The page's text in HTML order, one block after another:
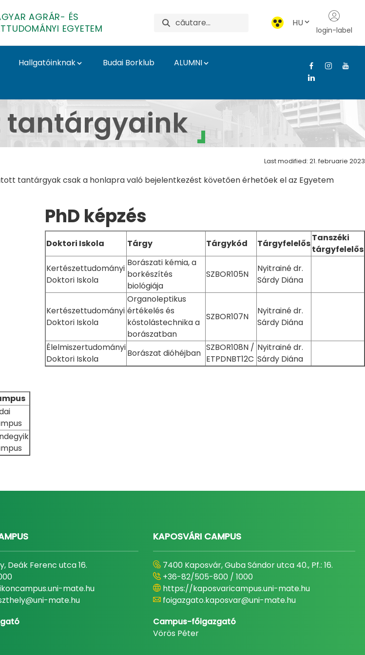
AGRÁR- ÉS
EGYETEM
HU
login-label
Hallgatóinknak Budai Borklub
ALUMNI
és Borászati Intézet
tantárgyaink
Last modified: 21. februarie 2023
tantárgyak csak a honlapra való bejelentkezést követően érhetőek el az Egyetem
PhD képzés
Doktori Iskola Tárgy Tárgykód Tárgyfelelős
Tanszéki
tárgyfelelős
Kertészettudományi
Doktori Iskola
Borászati kémia, a
borkészítés
biológiája
SZBOR105N
Nyitrainé dr.
Sárdy Diána
Kertészettudományi
Doktori Iskola
Organoleptikus
értékelés és
kóstolástechnika a
borászatban
SZBOR107N
Nyitrainé dr.
Sárdy Diána
Élelmiszertudományi
Doktori Iskola
Borászat dióhéjban
SZBOR108N /
ETPDNBT12C
Nyitrainé dr.
Sárdy Diána
Deák Ferenc utca 16.
mate.hu
mate.hu
KAPOSVÁRI CAMPUS
7400 Kaposvár, Guba Sándor utca 40., Pf.: 16.
+36-82/505-800 / 1000
https://kaposvaricampus.uni-mate.hu
foigazgato.kaposvar@uni-mate.hu
Campus-főigazgató
Vörös Péter